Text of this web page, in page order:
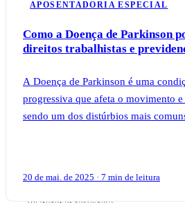
APOSENTADORIA ESPECIAL
Como a Doença de Parkinson
direitos trabalhistas e
A Doença de Parkinson é uma
progressiva que afeta o movimento
sendo um dos distúrbios mais
20 de mai. de 2025 · 7 min de leitura